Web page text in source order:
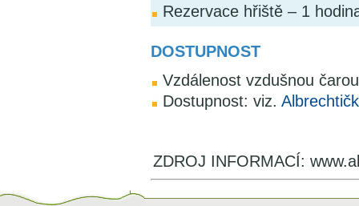
Rezervace hřiště – 1
DOSTUPNOST
Vzdálenost vzdušnou
Dostupnost: viz.
ZDROJ INFORMACÍ: